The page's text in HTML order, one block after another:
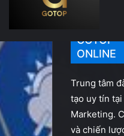
GOTOP
ONLINE
Trung tâm
tạo uy tín
Marketing.
và chiến